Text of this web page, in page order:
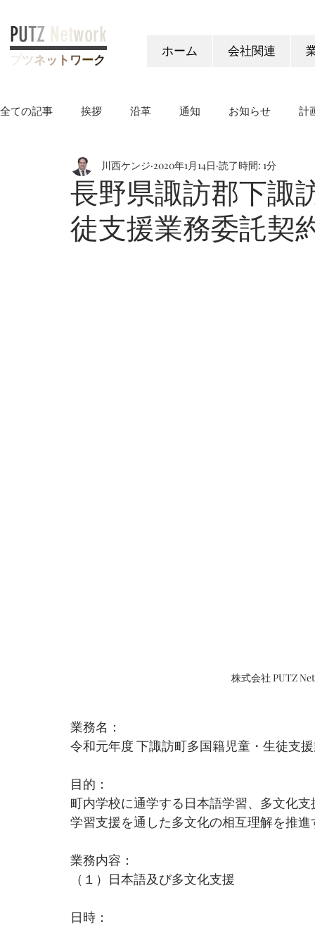
ホーム 会社関連
PUTZ Network
プツネ ッ ト ワーク
全ての記事 挨拶 沿革 通知 お知らせ 計
ヤングケアラー制度
長野県諏訪郡下諏
徒支援業務委託契
川西ケンジ 2020年1月14日 読了時間: 1分
株式会社 PUTZ
業務名：
令和元年度 下諏訪町多国籍児童・生徒支
目的：
町内学校に通学する日本語学習、多文化
学習支援を通した多文化の相互理解を推
業務内容：
（１）日本語及び多文化支援
日時：